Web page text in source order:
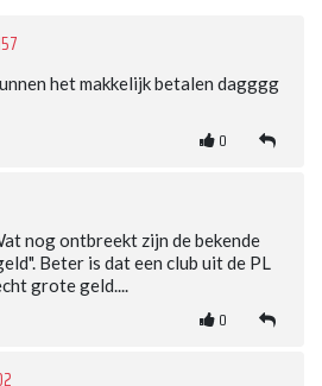
het makkelijk betalen dagggg
0
nog ontbreekt zijn de bekende
Beter is dat een club uit de PL
grote geld....
0